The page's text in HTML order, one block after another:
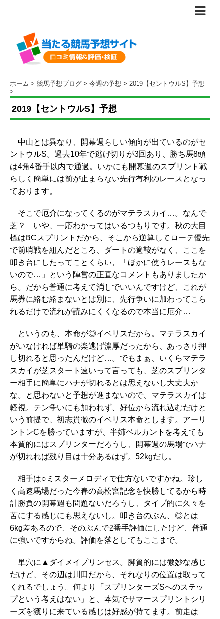
ホーム > 競馬予想ブログ > 今週の予想 > 2019【セントウルS】予想
>
2019【セントウルS】予想
中山とは異なり、開幕週らしい傾向が出ているのがセ
ントウルS。過去10年で逃げ切りが3回あり、勝ち馬8頭
は4角4番手以内で通過。いかにも開幕週のスプリント戦
らしく簡単には前が止まらない先行有利のレースとなっ
ております。
そこで厄介になってくるのがマテラスカイ…。なんで
芝？ いや、一応わかってはいるつもりです。秋の大目
標はBCスプリントだから、そこから逆算してローテ優先
で前哨戦を組んだところ、ダートの適鞍がなく、ここを
叩き台にしたってことくらい。「ほかに使うレースもな
いので…」という陣営の正直なコメントもありましたか
ら。だから普通に考えて消しでいいんですけど、これが
馬券に絡む絡まないとは別に、先行争いに加わってこら
れるだけで流れが読みにくくなるので本当に厄介…
というのも、本命が◎イベリスだから。マテラスカイ
がいなければ単騎の楽逃げ濃厚だったから、あっさり押
し切れると思ったんだけど…。でもまぁ、いくらマテラ
スカイが芝スタート速いって言っても、芝のスプリンタ
ー相手に簡単にハナが切れるとは思えないし大丈夫か
な。と思わないと予想が進まないので、マテラスカイは
軽視。テン争いにも加われず、好位から流れ込むだけと
いう前提で、初志貫徹のイベリス本命とします。アーリ
ントンCを勝っていますが、半姉ベルカントを考えても
本質的にはスプリンターだろうし、開幕週の馬場でハナ
が切れれば残り目は十分あるはず。52kgだし。
相手は○ミスターメロディで仕方ないですかね。珍し
く高速馬場だった今春の高松宮記念を快勝してるから時
計勝負の開幕週も問題ないだろうし、タイプ的に久々を
苦にする感じにも思えないし。叩き台のぶん、◎とは
6kg差あるので、そのぶんで2番手評価にしたけど、普通
に強いですからね。評価を落としてもここまで。
単穴に▲ダイメイプリンセス。脚質的には微妙な感じ
だけど、その辺は川田だから、それなりの位置は取って
くれるでしょう。何より「スプリンターズSへのステッ
プという考えはない」と、本気でサマースプリントシリ
ーズを獲りに来ている感じは好感が持てます。前走は